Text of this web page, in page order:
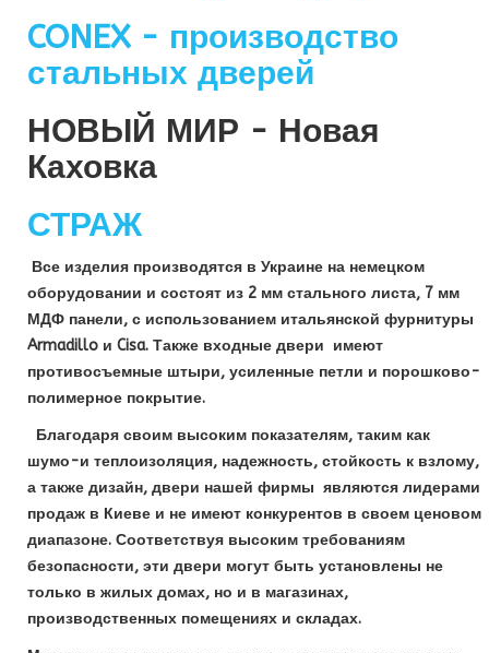
CONEX - производство
стальных дверей
НОВЫЙ МИР - Новая
Каховка
СТРАЖ
Все изделия производятся в Украине на немецком
оборудовании и состоят из 2 мм стального листа, 7 мм
МДФ панели, с использованием итальянской фурнитуры
Armadillo и Cisa. Также входные двери имеют
противосъемные штыри, усиленные петли и порошково-
полимерное покрытие.
Благодаря своим высоким показателям, таким как
шумо-и теплоизоляция, надежность, стойкость к взлому,
а также дизайн, двери нашей фирмы являются лидерами
продаж в Киеве и не имеют конкурентов в своем ценовом
диапазоне. Соответствуя высоким требованиям
безопасности, эти двери могут быть установлены не
только в жилых домах, но и в магазинах,
производственных помещениях и складах.